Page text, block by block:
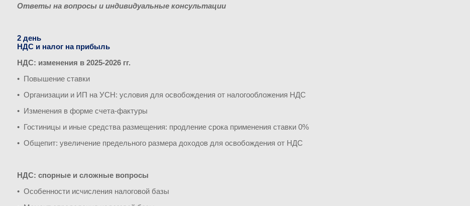
Ответы на вопросы и индивидуальные консультации
2 день
НДС и налог на прибыль
НДС: изменения в 2025-2026 гг.
• Повышение ставки
• Организации и ИП на УСН: условия для освобождения от налогообложения НДС
• Изменения в форме счета-фактуры
• Гостиницы и иные средства размещения: продление срока применения ставки 0%
• Общепит: увеличение предельного размера доходов для освобождения от НДС
НДС: спорные и сложные вопросы
• Особенности исчисления налоговой базы